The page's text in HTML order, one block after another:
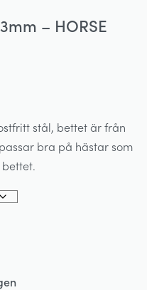
– HORSE
stål, bettet är från
bra på hästar som